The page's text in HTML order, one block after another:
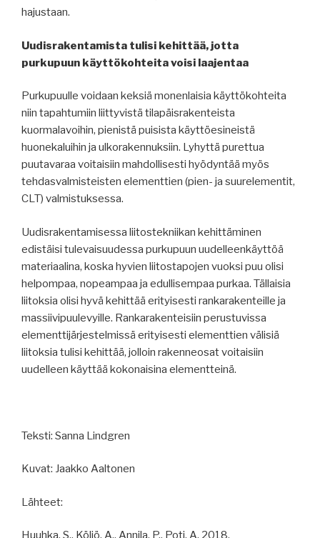
hajustaan.
Uudisrakentamista tulisi kehittää, jotta
purkupuun käyttökohteita voisi laajentaa
Purkupuulle voidaan keksiä monenlaisia käyttökohteita
niin tapahtumiin liittyvistä tilapäisrakenteista
kuormalavoihin, pienistä puisista käyttöesineistä
huonekaluihin ja ulkorakennuksiin. Lyhyttä purettua
puutavaraa voitaisiin mahdollisesti hyödyntää myös
tehdasvalmisteisten elementtien (pien- ja suurelementit,
CLT) valmistuksessa.
Uudisrakentamisessa liitostekniikan kehittäminen
edistäisi tulevaisuudessa purkupuun uudelleenkäyttöä
materiaalina, koska hyvien liitostapojen vuoksi puu olisi
helpompaa, nopeampaa ja edullisempaa purkaa. Tällaisia
liitoksia olisi hyvä kehittää erityisesti rankarakenteille ja
massiivipuulevyille. Rankarakenteisiin perustuvissa
elementtijärjestelmissä erityisesti elementtien välisiä
liitoksia tulisi kehittää, jolloin rakenneosat voitaisiin
uudelleen käyttää kokonaisina elementteinä.
Teksti: Sanna Lindgren
Kuvat: Jaakko Aaltonen
Lähteet:
Huuhka, S., Köliö, A., Annila, P., Poti, A. 2018.